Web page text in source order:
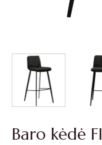
Baro kėdė